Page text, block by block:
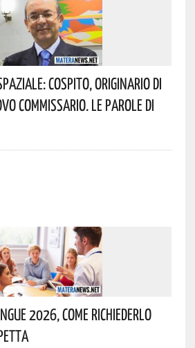
Cospito, Originario Di
Commissario. Le Parole Di
2026, Come Richiederlo